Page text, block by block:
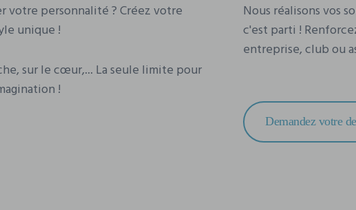
personnalité ? Créez votre
unique !
sur le cœur,... La seule limite pour
!
Nous réalisons vos
c'est parti !
entreprise, club ou
Demandez votre